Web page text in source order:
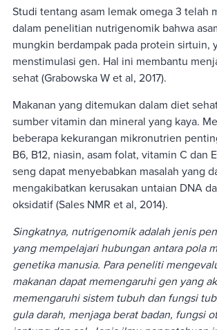
Studi tentang asam lemak omega 3 telah
dalam penelitian nutrigenomik bahwa
mungkin berdampak pada protein sirtuin,
menstimulasi gen. Hal ini membantu
sehat (Grabowska W et al, 2017).
Makanan yang ditemukan dalam diet
sumber vitamin dan mineral yang kaya.
beberapa kekurangan mikronutrien
B6, B12, niasin, asam folat, vitamin C dan
seng dapat menyebabkan masalah yang
mengakibatkan kerusakan untaian DNA
oksidatif (Sales NMR et al, 2014).
Singkatnya, nutrigenomik adalah jenis
yang mempelajari hubungan antara pola
genetika manusia. Para peneliti
makanan dapat memengaruhi gen yang
memengaruhi sistem tubuh dan fungsi
gula darah, menjaga berat badan, fungsi